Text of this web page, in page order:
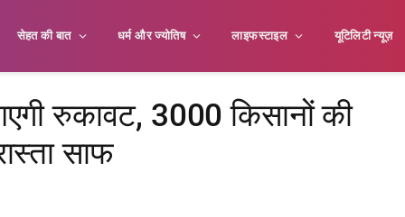
सेहत की बात धर्म और ज्योतिष लाइफस्टाइल यूटिलिटी न्यूज़
रुकावट, 3000 किसानों की
साफ